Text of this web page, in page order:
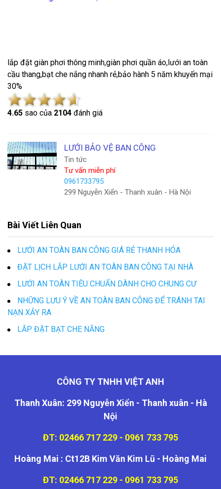
lắp đặt giàn phơi thông minh,giàn phơi quần áo,lưới an toàn
cầu thang,bạt che nắng nhanh rẻ,bảo hành 5 năm khuyến mại
30%
4.65 sao của 2104 đánh giá
LƯỚI BẢO VỆ BAN CÔNG
Tin tức
Tư vấn miễn phí
0961733795
299 Nguyễn Xiển - Thanh xuân - Hà Nội
Bài Viết Liên Quan
LƯỚI AN TOÀN BAN CÔNG GIÁ RẺ THANH HÓA
ĐẶT LỊCH LẮP LƯỚI AN TOÀN BAN CÔNG TẠI NHÀ
LƯỚI AN TOÀN TIÊU CHUẨN DÀNH CHO CHUNG CƯ
NHỮNG LƯU Ý VỀ AN TOÀN BAN CÔNG ĐỂ TRÁNH TAI
NẠN XẢY RA
LẮP ĐẶT BẠT CHE NẮNG
CÔNG TY TNHH VIỆT ANH
Thanh Xuân: 299 Nguyễn Xiển - Thanh xuân - Hà
Nội
ĐT: 02466 717 229 - 0961 733 795
Hoàng Mai : Ct12B Kim Văn Kim Lũ - Hoàng Mai
ĐT: 02466 717 229 - 0961 733 795